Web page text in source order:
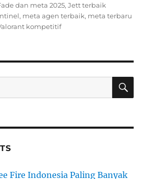
dan meta 2025,Jett terbaik
, meta agen terbaik, meta terbaru
kompetitif
Fire Indonesia Paling Banyak